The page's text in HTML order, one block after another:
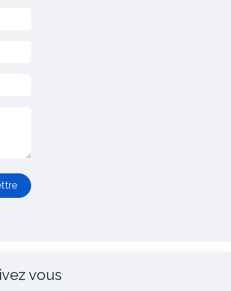
vous